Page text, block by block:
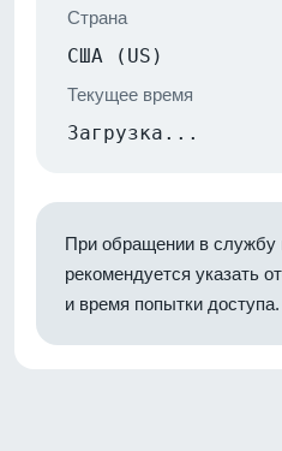
Страна
США (US)
Текущее время
Загрузка...
При обращении в службу
рекомендуется указать
и время попытки доступа.